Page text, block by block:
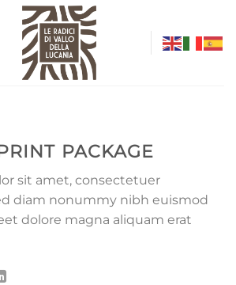
PACKAGE
sit amet, consectetuer
diam nonummy nibh euismod
dolore magna aliquam erat